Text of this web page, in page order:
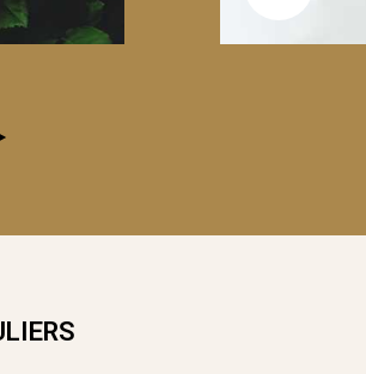
IMMORTELS REVIENNENT AVEC